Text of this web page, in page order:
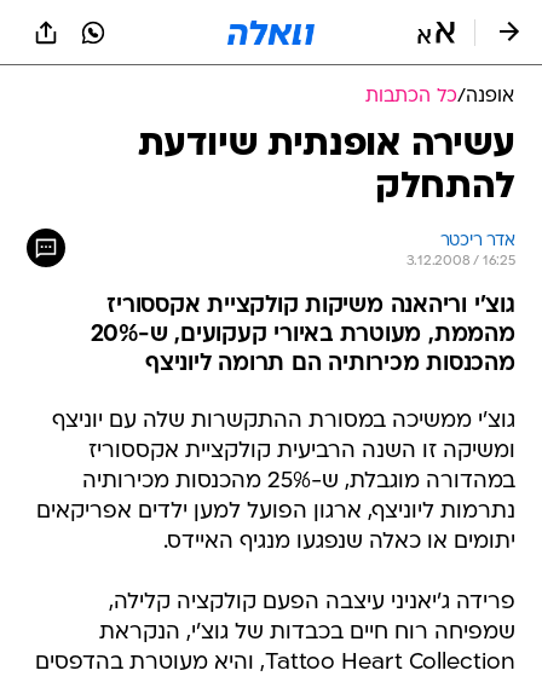
אופנה/כל הכתבות
עשירה אופנתית שיודעת
להתחלק
אדר ריכטר
3.12.2008 / 16:25
גוצ'י וריהאנה משיקות קולקציית אקססוריז
מהממת, מעוטרת באיורי קעקועים, ש-20%
מהכנסות מכירותיה הם תרומה ליוניצף
גוצ'י ממשיכה במסורת ההתקשרות שלה עם יוניצף
ומשיקה זו השנה הרביעית קולקציית אקססוריז
במהדורה מוגבלת, ש-25% מהכנסות מכירותיה
נתרמות ליוניצף, ארגון הפועל למען ילדים אפריקאים
יתומים או כאלה שנפגעו מנגיף האיידס.
פרידה ג'יאניני עיצבה הפעם קולקציה קלילה,
שמפיחה רוח חיים בכבדות של גוצ'י, הנקראת
Tattoo Heart Collection, והיא מעוטרת בהדפסים